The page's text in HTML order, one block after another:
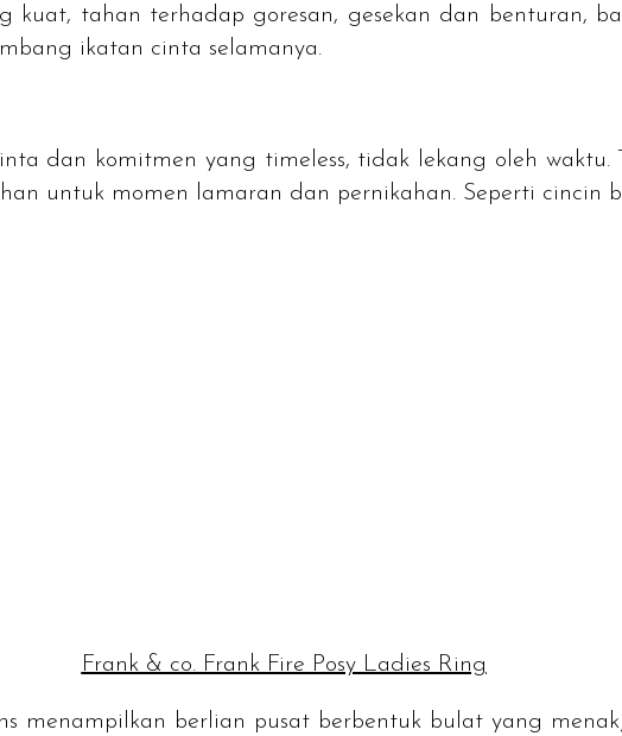
tahan terhadap goresan, gesekan dan benturan,
ikatan cinta selamanya.
dan komitmen yang timeless, tidak lekang oleh waktu.
untuk momen lamaran dan pernikahan. Seperti cincin
Frank & co. Frank Fire Posy Ladies Ring
menampilkan berlian pusat berbentuk bulat yang